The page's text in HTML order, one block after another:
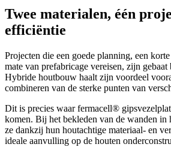
Twee materialen, één
efficiëntie
Projecten die een goede planning, een
mate van prefabricage vereisen, zijn
Hybride houtbouw haalt zijn voordeel
combineren van de sterke punten van
Dit is precies waar fermacell®
komen. Bij het bekleden van de wanden
ze dankzij hun houtachtige materiaal- en
ideale aanvulling op de houten